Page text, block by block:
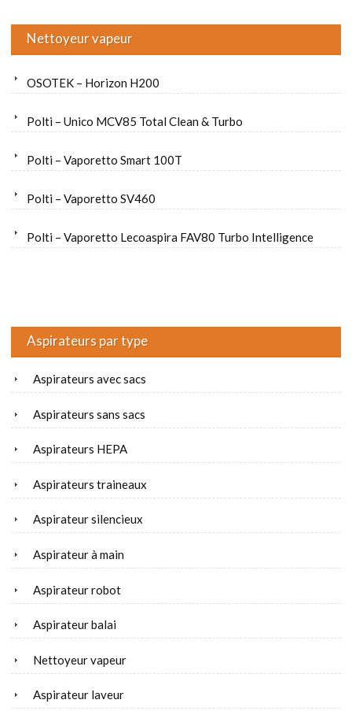
Nettoyeur vapeur
OSOTEK – Horizon H200
Polti – Unico MCV85 Total Clean & Turbo
Polti – Vaporetto Smart 100T
Polti – Vaporetto SV460
Polti – Vaporetto Lecoaspira FAV80 Turbo Intelligence
Aspirateurs par type
Aspirateurs avec sacs
Aspirateurs sans sacs
Aspirateurs HEPA
Aspirateurs traineaux
Aspirateur silencieux
Aspirateur à main
Aspirateur robot
Aspirateur balai
Nettoyeur vapeur
Aspirateur laveur